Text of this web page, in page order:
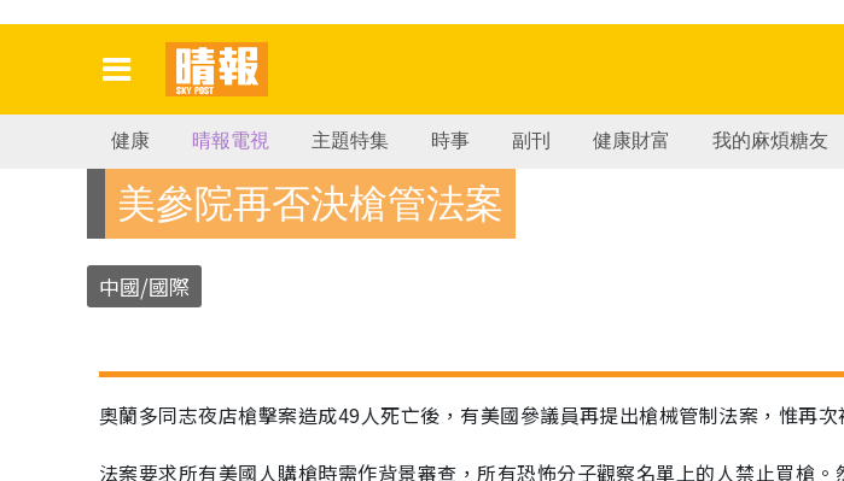
健康 晴報電視 主題特集 時事 副刊 健康財富 我的麻煩糖友
美參院再否決槍管法案
中國/國際
奧蘭多同志夜店槍擊案造成49人死亡後，有美國參議員再提出槍械管制法案，惟再次
法案要求所有美國人購槍時需作背景審查，所有恐怖分子觀察名單上的人禁止買槍